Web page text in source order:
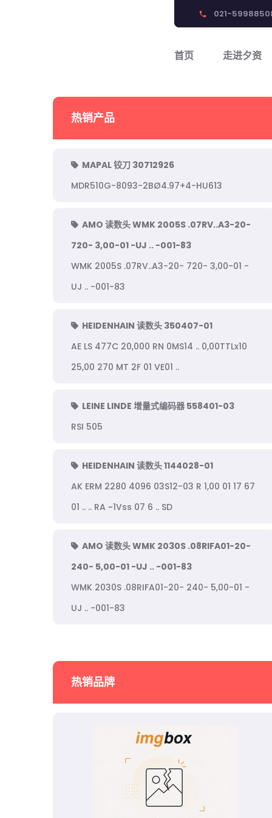
phone 021-
首页 走进夕资
热销产品
MAPAL 铰刀 30712926
MDR510G-8093-2BØ4.97+4-HU613
AMO 读数头 WMK 2005S .07RV..A3-20-
720- 3,00-01 -UJ .. -001-83
WMK 2005S .07RV..A3-20- 720- 3,00-01 -
UJ .. -001-83
HEIDENHAIN 读数头 350407-01
AE LS 477C 20,000 RN 0MS14 .. 0,00TTLx10
25,00 270 MT 2F 01 VE01 ..
LEINE LINDE 增量式编码器 558401-03
RSI 505
HEIDENHAIN 读数头 1144028-01
AK ERM 2280 4096 03S12-03 R 1,00 01 17 67
01 .. .. RA ~1Vss 07 6 .. SD
AMO 读数头 WMK 2030S .08RIFA01-20-
240- 5,00-01 -UJ .. -001-83
WMK 2030S .08RIFA01-20- 240- 5,00-01 -
UJ .. -001-83
热销品牌